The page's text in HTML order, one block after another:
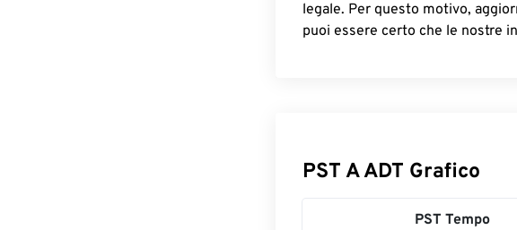
legale. Per questo motivo,
puoi essere certo che le nostre
PST A ADT Grafico
PST Tempo